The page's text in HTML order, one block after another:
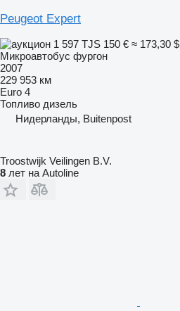
Peugeot Expert
1 597 TJS 150 € ≈ 173,30 $
Микроавтобус фургон
2007
229 953 км
Euro 4
Топливо дизель
Нидерланды, Buitenpost
Troostwijk Veilingen B.V.
8 лет на Autoline